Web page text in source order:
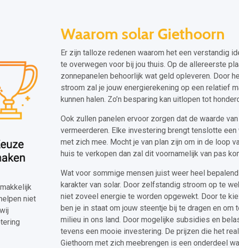
niet
Waarom solar Giethoorn
Er zijn talloze redenen waarom het een verstandig
te overwegen voor bij jou thuis. Op de allereerste
zonnepanelen behoorlijk wat geld opleveren. Door
stroom zal je jouw energierekening op een relatief
kunnen halen. Zo’n besparing kan uitlopen tot
Ook zullen panelen ervoor zorgen dat de waarde
vermeerderen. Elke investering brengt tenslotte
met zich mee. Mocht je van plan zijn om in de loop
huis te verkopen dan zal dit voornamelijk van pas
Wat voor sommige mensen juist weer heel
karakter van solar. Door zelfstandig stroom op te
niet zoveel energie te worden opgewekt. Door te
ben je in staat om jouw steentje bij te dragen en om
milieu in ons land. Door mogelijke subsidies en
tevens een mooie investering. De prijzen die het
Giethoorn met zich meebrengen is een onderdeel